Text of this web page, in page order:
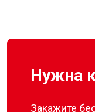
Нужна
Закажите